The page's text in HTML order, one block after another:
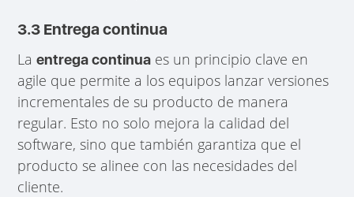
3.3 Entrega continua
Laentrega continua es un principio clave en
agile que permite a los equipos lanzar versiones
incrementales de su producto de manera
regular. Esto no solo mejora la calidad del
software, sino que también garantiza que el
producto se alinee con las necesidades del
cliente.